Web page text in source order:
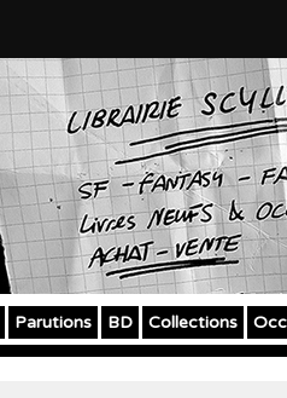
Parutions BD Collections